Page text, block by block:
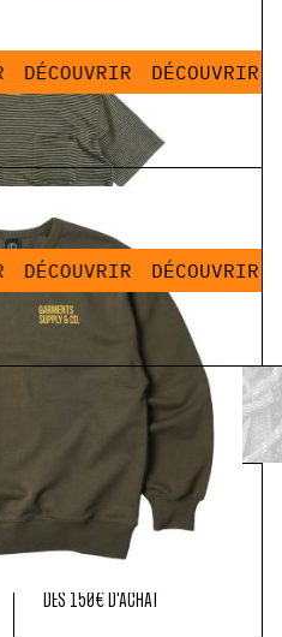
DÉCOUVRIR DÉCOUVRIR
DÉCOUVRIR DÉCOUVRIR
LIVRAISON
DÈS 150€ D'ACHAT